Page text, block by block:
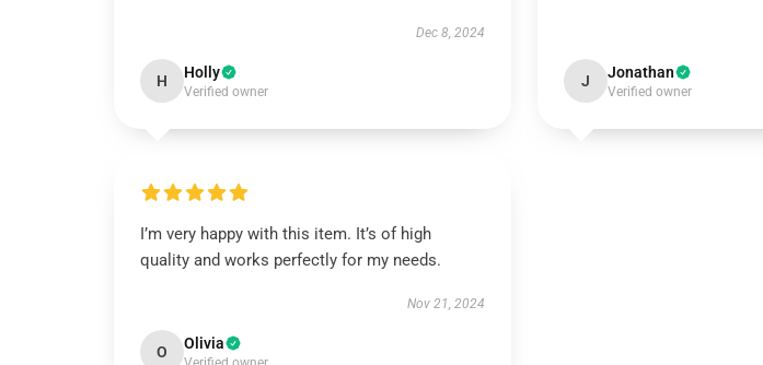
Dec 8, 2024
H Holly
Verified owner
J Jonathan
Verified owner
I’m very happy with this item. It’s of high
quality and works perfectly for my needs.
Nov 21, 2024
O Olivia